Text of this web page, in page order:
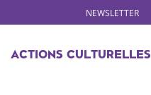
NEWSLETTER
ACTIONS CULTURELLES